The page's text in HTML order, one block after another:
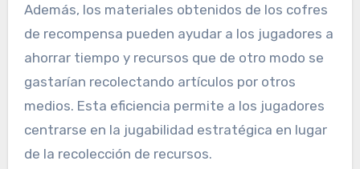
Además, los materiales obtenidos de los cofres
de recompensa pueden ayudar a los jugadores a
ahorrar tiempo y recursos que de otro modo se
gastarían recolectando artículos por otros
medios. Esta eficiencia permite a los jugadores
centrarse en la jugabilidad estratégica en lugar
de la recolección de recursos.